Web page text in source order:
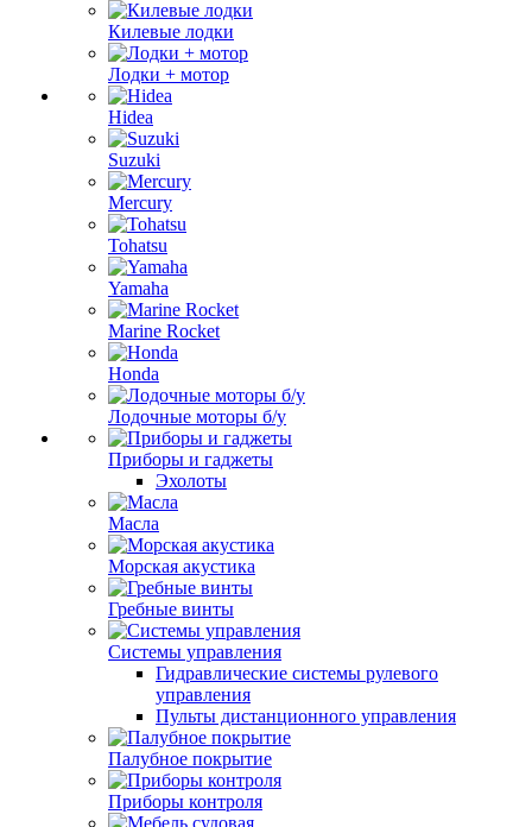
Килевые лодки
Лодки + мотор
Hidea
Suzuki
Mercury
Tohatsu
Yamaha
Marine Rocket
Honda
Лодочные моторы б/у
Приборы и гаджеты
Эхолоты
Масла
Морская акустика
Гребные винты
Системы управления
Гидравлические системы рулевого
управления
Пульты дистанционного управления
Палубное покрытие
Приборы контроля